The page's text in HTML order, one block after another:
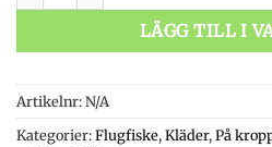
LÄGG TILL I
Artikelnr:N/A
Kategorier:Flugfiske,Kläder,På